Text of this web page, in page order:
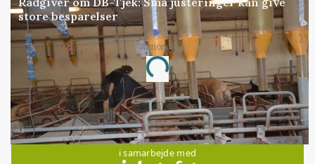
store besparelser
Annonce
Loading...
Jobs
i samarbejde med